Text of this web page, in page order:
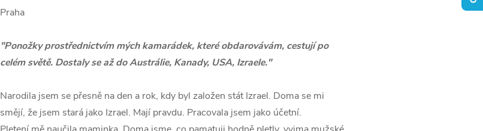
Praha
"Ponožky prostřednictvím mých kamarádek, které obdarovávám, cestují po
celém světě. Dostaly se až do Austrálie, Kanady, USA, Izraele."
Narodila jsem se přesně na den a rok, kdy byl založen stát Izrael. Doma se mi
smějí, že jsem stará jako Izrael. Mají pravdu. Pracovala jsem jako účetní.